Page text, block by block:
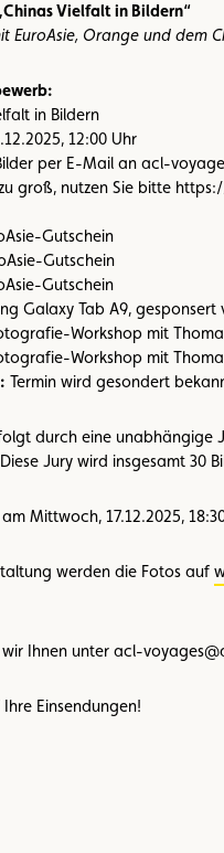
Vielfalt in Bildern“
EuroAsie, Orange und dem
in Bildern
12:00 Uhr
per E-Mail an acl-
groß, nutzen Sie bitte
Gutschein
Gutschein
Gutschein
Galaxy Tab A9,
Workshop mit
Workshop mit
Termin wird gesondert
durch eine unabhängige
Jury wird insgesamt 30
am Mittwoch, 17.12.2025,
werden die Fotos auf
wir Ihnen unter acl-
Einsendungen!